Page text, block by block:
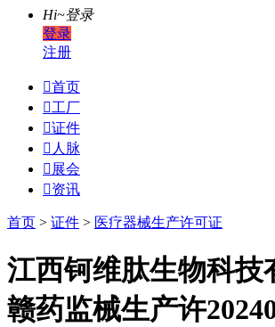
Hi~登录
登录
注册
首页
工厂
证件
 人脉
 展会
资讯
首页 > 证件 > 医疗器械生产许可证
江西钶维肽生物科技
赣药监械生产许